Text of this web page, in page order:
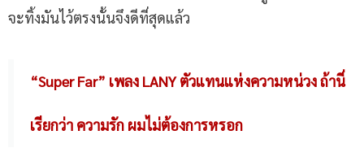
จะทิ้งมันไว้ตรงนั้นจึงดีที่สุดแล้ว
“Super Far” เพลง LANY ตัวแทนแห่งความหน่วง ถ้านี่
เรียกว่า ความรัก ผมไม่ต้องการหรอก